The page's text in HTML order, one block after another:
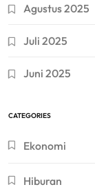
Agustus 2025
Juli 2025
Juni 2025
CATEGORIES
Ekonomi
Hiburan